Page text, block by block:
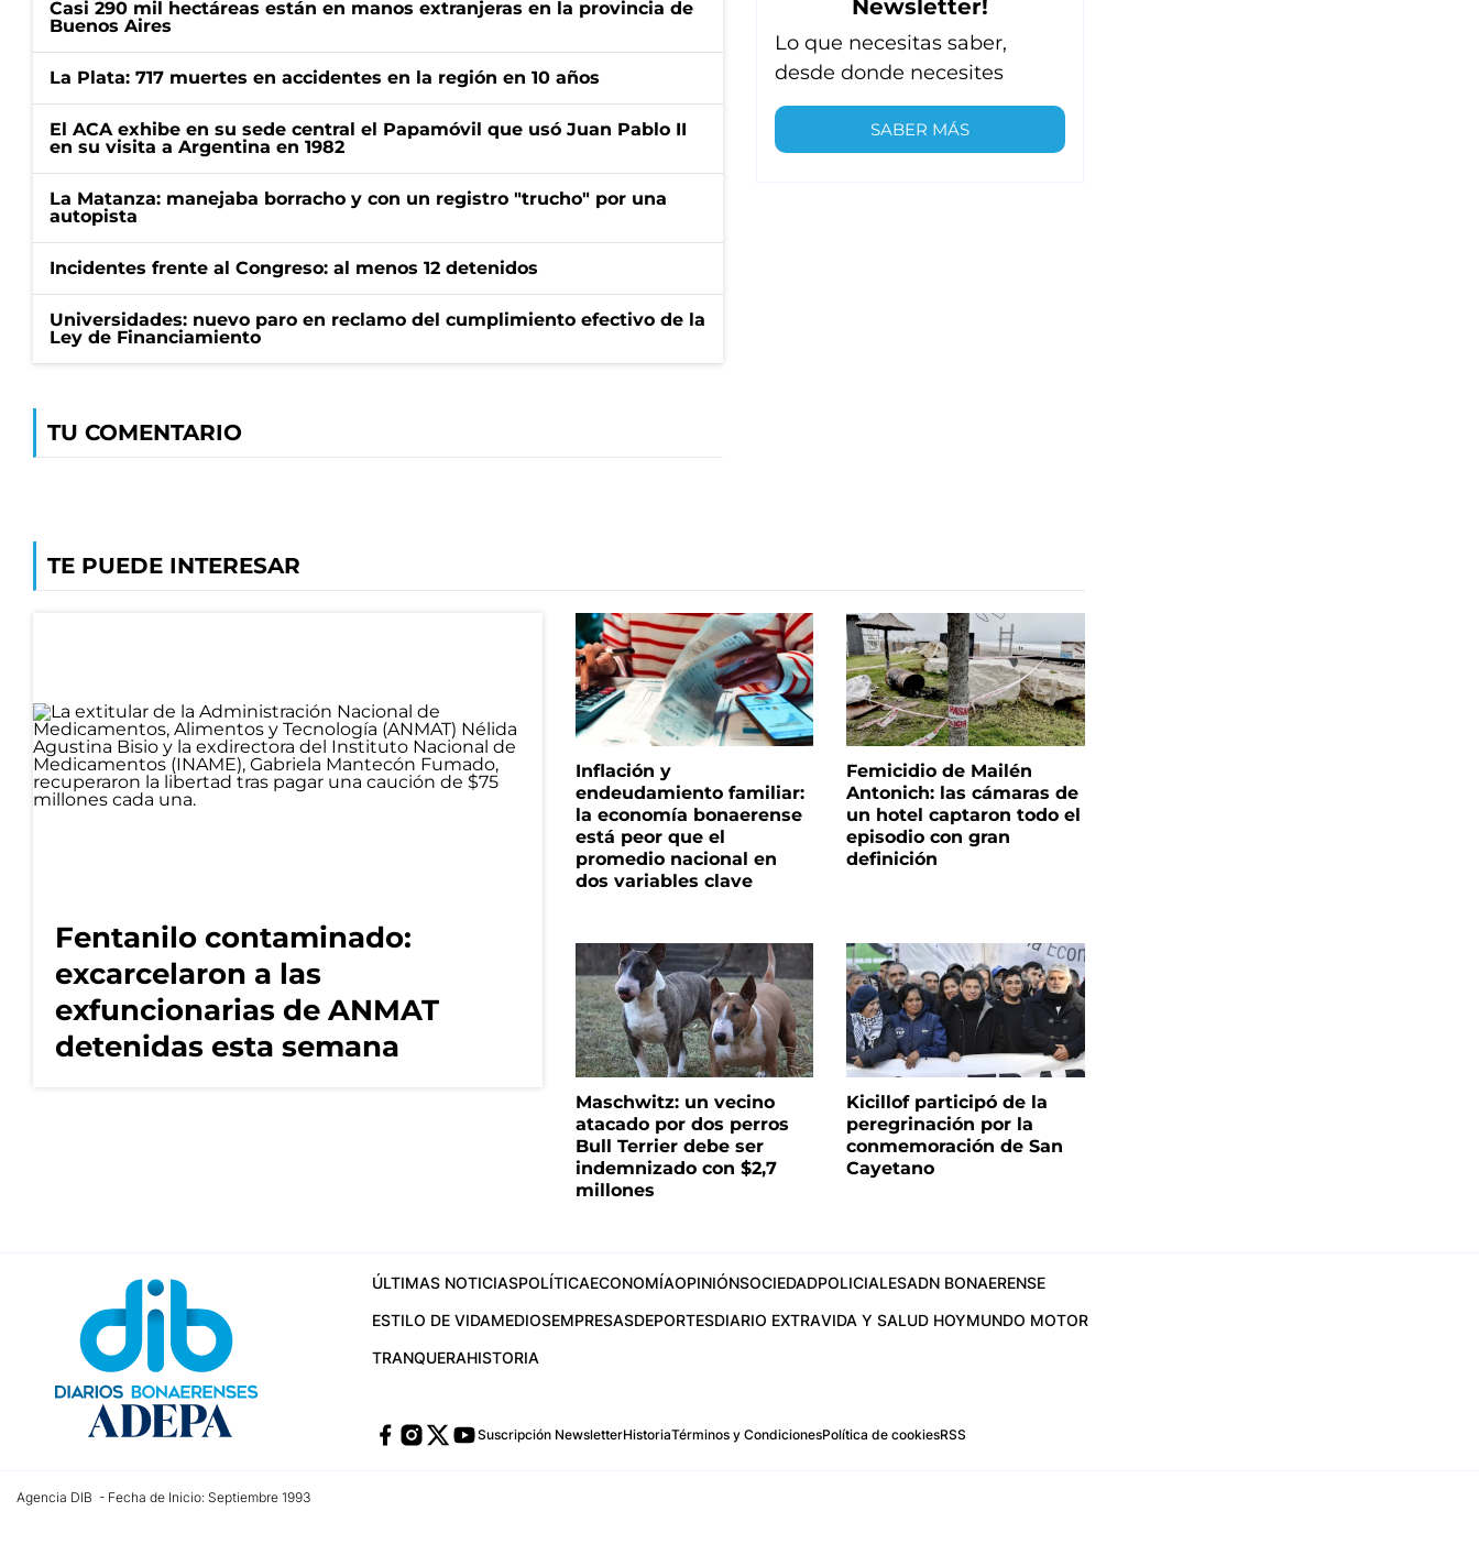
Casi 290 mil hectáreas están en manos extranjeras en la provincia de
Buenos Aires
La Plata: 717 muertes en accidentes en la región en 10 años
El ACA exhibe en su sede central el Papamóvil que usó Juan Pablo II
en su visita a Argentina en 1982
La Matanza: manejaba borracho y con un registro "trucho" por una
autopista
Incidentes frente al Congreso: al menos 12 detenidos
Universidades: nuevo paro en reclamo del cumplimiento efectivo de la
Ley de Financiamiento
TU COMENTARIO
Newsletter!
Lo que necesitas saber,
desde donde necesites
SABER MÁS
TE PUEDE INTERESAR
Fentanilo contaminado:
excarcelaron a las
exfuncionarias de ANMAT
detenidas esta semana
Inflación y
endeudamiento familiar:
la economía bonaerense
está peor que el
promedio nacional en
dos variables clave
Femicidio de Mailén
Antonich: las cámaras de
un hotel captaron todo el
episodio con gran
definición
Maschwitz: un vecino
atacado por dos perros
Bull Terrier debe ser
indemnizado con $2,7
millones
Kicillof participó de la
peregrinación por la
conmemoración de San
Cayetano
ÚLTIMAS NOTICIASPOLÍTICAECONOMÍAOPINIÓNSOCIEDADPOLICIALESADN BONAERENSE
ESTILO DE VIDAMEDIOSEMPRESASDEPORTESDIARIO EXTRAVIDA Y SALUD HOYMUNDO MOTOR
TRANQUERAHISTORIA
Suscripción NewsletterHistoriaTérminos y CondicionesPolítica de cookiesRSS
Agencia DIB - Fecha de Inicio: Septiembre 1993